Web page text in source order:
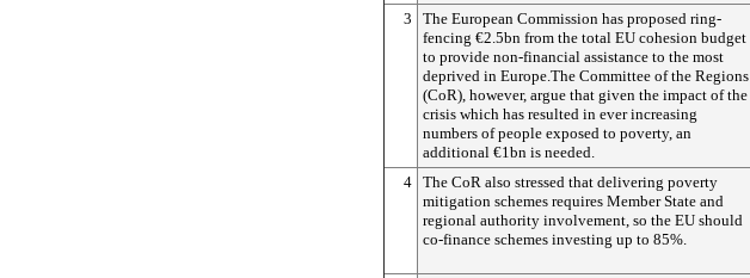
3
The European Commission has proposed ring-
fencing €2.5bn from the total EU cohesion budget
to provide non-financial assistance to the most
deprived in Europe.The Committee of the Regions
(CoR), however, argue that given the impact of the
crisis which has resulted in ever increasing
numbers of people exposed to poverty, an
additional €1bn is needed.
4 The CoR also stressed that delivering poverty
mitigation schemes requires Member State and
regional authority involvement, so the EU should
co-finance schemes investing up to 85%.